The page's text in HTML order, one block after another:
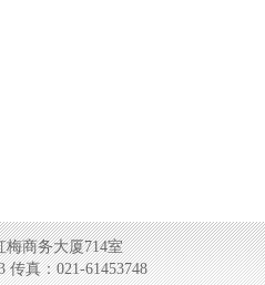
梅商务大厦714室
传真：021-61453748